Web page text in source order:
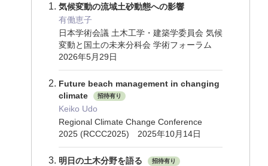
気候変動の流域土砂動態への影響
有働恵子
日本学術会議 土木工学・建築学委員会 気候
変動と国土の未来分科会 学術フォーラム
2026年5月29日
Future beach management in changing
climate
招待有り
Keiko Udo
Regional Climate Change Conference
2025 (RCCC2025) 2025年10月14日
明日の土木分野を語る 招待有り